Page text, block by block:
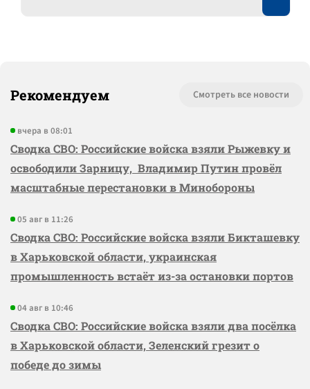
Рекомендуем Смотреть все новости
вчера в 08:01
Сводка СВО: Российские войска взяли Рыжевку и
освободили Зарницу, Владимир Путин провёл
масштабные перестановки в Минобороны
05 авг в 11:26
Сводка СВО: Российские войска взяли Бикташевку
в Харьковской области, украинская
промышленность встаёт из-за остановки портов
04 авг в 10:46
Сводка СВО: Российские войска взяли два посёлка
в Харьковской области, Зеленский грезит о
победе до зимы